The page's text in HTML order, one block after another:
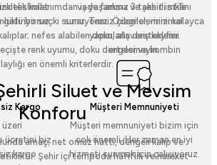
kullanımdan iş yaşamına ve şehirli stile
bir seçki sunar. Temiz çizgiler, minimal
nefes alabilen dokularla desteklenir.
renk uyumu, doku dengesi ve kombin
en önemli kriterlerdir.
Siluet ve Mevsim
Konforu
amaç; net omuz hattı, dengeli kalıp ve
Şehir içi tempoda hafiflik ve hareket
teslimat
getiriyoruz.
vade farksız 3 taksit imkânı
sunuyoruz. Ödemelerinizi kolayca
yapın, alışveriş keyfini
ertelemeyin.
Kargo
ücretini biz
kargo
Müşteri Memnuniyeti
Müşteri memnuniyeti bizim için
çok önemli. Her zaman en iyi
hizmeti sunmak için çalışıyoruz.